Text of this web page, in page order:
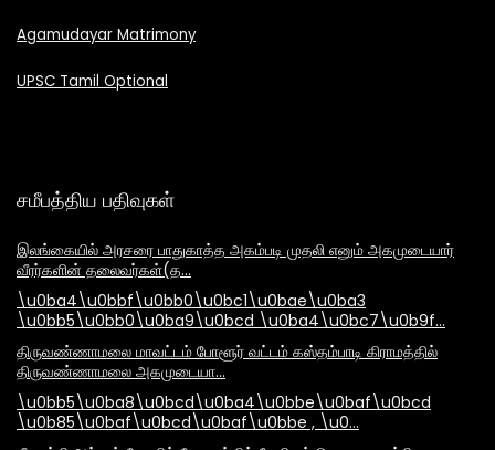
Agamudayar Matrimony
UPSC Tamil Optional
சமீபத்திய பதிவுகள்
இலங்கையில் அரசரை பாதுகாத்த அகம்படி முதலி எனும் அகமுடையார்
வீரர்களின் தலைவர்கள்(த…
\u0ba4\u0bbf\u0bb0\u0bc1\u0bae\u0ba3
\u0bb5\u0bb0\u0ba9\u0bcd \u0ba4\u0bc7\u0b9f…
திருவண்ணாமலை மாவட்டம் போளூர் வட்டம் கஸ்தம்பாடி கிராமத்தில்
திருவண்ணாமலை அகமுடையா…
\u0bb5\u0ba8\u0bcd\u0ba4\u0bbe\u0baf\u0bcd
\u0b85\u0baf\u0bcd\u0baf\u0bbe , \u0…